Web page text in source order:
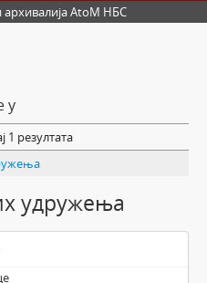
архивалија AtoM НБС
у
1 резултата
удружења